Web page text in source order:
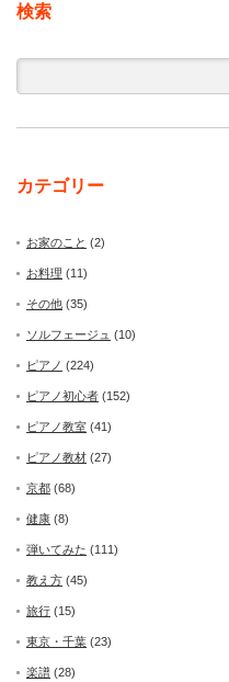
検索
カテゴリー
お家のこと (2)
お料理 (11)
その他 (35)
ソルフェージュ (10)
ピアノ (224)
ピアノ初心者 (152)
ピアノ教室 (41)
ピアノ教材 (27)
京都 (68)
健康 (8)
弾いてみた (111)
教え方 (45)
旅行 (15)
東京・千葉 (23)
楽譜 (28)